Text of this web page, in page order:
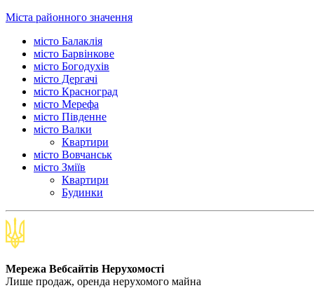
Міста районного значення
місто Балаклія
місто Барвінкове
місто Богодухів
місто Дергачі
місто Красноград
місто Мерефа
місто Південне
місто Валки
Квартири
місто Вовчанськ
місто Зміїв
Квартири
Будинки
Мережа Вебсайтів Нерухомості
Лише продаж, оренда нерухомого майна